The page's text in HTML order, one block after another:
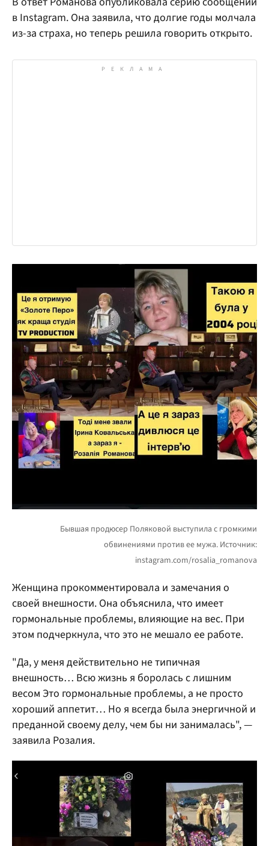
в Instagram. Она заявила, что долгие годы молчала
из-за страха, но теперь решила говорить открыто.
Женщина прокомментировала и замечания о
своей внешности. Она объяснила, что имеет
гормональные проблемы, влияющие на вес. При
этом подчеркнула, что это не мешало ее работе.
"Да, у меня действительно не типичная
внешность… Всю жизнь я боролась с лишним
весом Это гормональные проблемы, а не просто
хороший аппетит… Но я всегда была энергичной и
преданной своему делу, чем бы ни занималась", —
заявила Розалия.